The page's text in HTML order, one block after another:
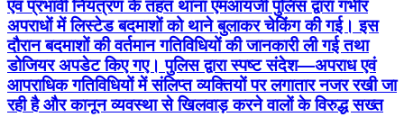
एवं प्रभावी नियंत्रण के तहत थाना एमआयजी पुलिस द्वारा गंभीर
अपराधों में लिस्टेड बदमाशों को थाने बुलाकर चेकिंग की गई। इस
दौरान बदमाशों की वर्तमान गतिविधियों की जानकारी ली गई तथा
डोजियर अपडेट किए गए। पुलिस द्वारा स्पष्ट संदेश—अपराध एवं
आपराधिक गतिविधियों में संलिप्त व्यक्तियों पर लगातार नजर रखी जा
रही है और कानून व्यवस्था से खिलवाड़ करने वालों के विरुद्ध सख्त